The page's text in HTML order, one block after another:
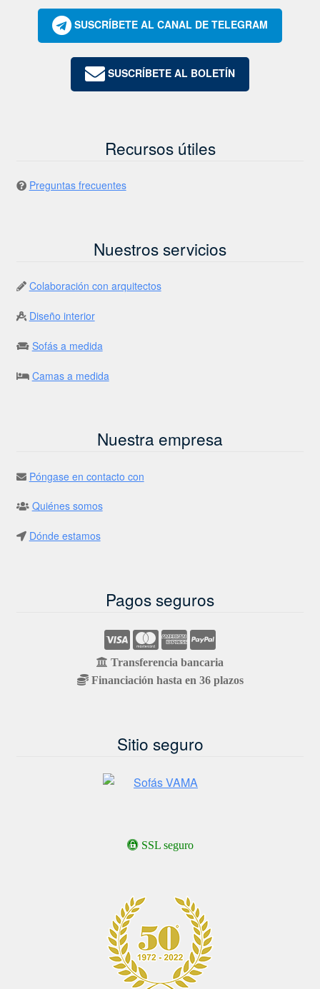
SUSCRÍBETE AL CANAL DE TELEGRAM
SUSCRÍBETE AL BOLETÍN
Recursos útiles
Preguntas frecuentes
Nuestros servicios
Colaboración con arquitectos
Diseño interior
Sofás a medida
Camas a medida
Nuestra empresa
Póngase en contacto con
Quiénes somos
Dónde estamos
Pagos seguros
Transferencia bancaria
Financiación hasta en 36 plazos
Sitio seguro
SSL seguro